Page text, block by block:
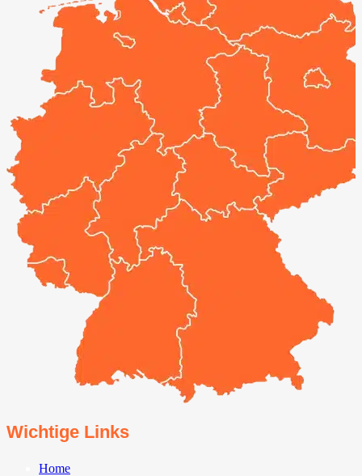
Wichtige Links
Home